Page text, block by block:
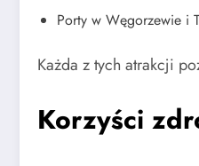
Porty w Węgorzewie i
Każda z tych atrakcji
Korzyści